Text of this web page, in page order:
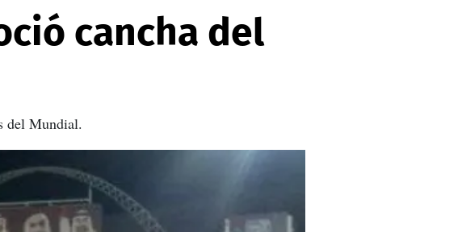
cancha del
del Mundial.